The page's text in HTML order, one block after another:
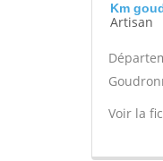
Km
Artisan
Voir la